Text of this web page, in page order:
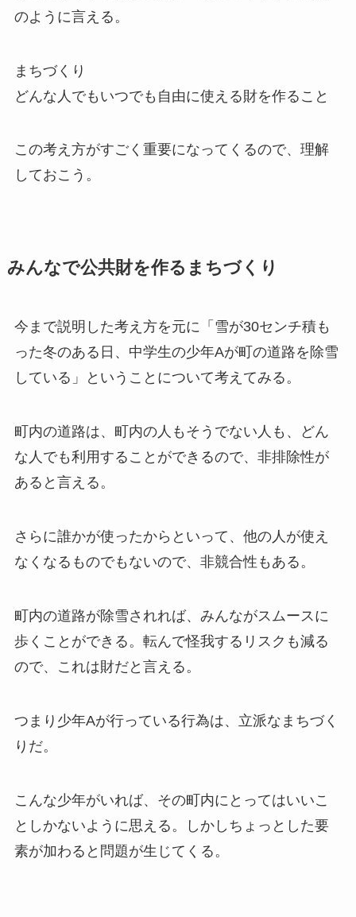
のように言える。
まちづくり
どんな人でもいつでも自由に使える財を作ること
この考え方がすごく重要になってくるので、理解
しておこう。
みんなで公共財を作るまちづくり
今まで説明した考え方を元に「雪が30センチ積も
った冬のある日、中学生の少年Aが町の道路を除雪
している」ということについて考えてみる。
町内の道路は、町内の人もそうでない人も、どん
な人でも利用することができるので、非排除性が
あると言える。
さらに誰かが使ったからといって、他の人が使え
なくなるものでもないので、非競合性もある。
町内の道路が除雪されれば、みんながスムースに
歩くことができる。転んで怪我するリスクも減る
ので、これは財だと言える。
つまり少年Aが行っている行為は、立派なまちづく
りだ。
こんな少年がいれば、その町内にとってはいいこ
としかないように思える。しかしちょっとした要
素が加わると問題が生じてくる。